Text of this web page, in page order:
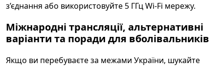
з’єднання або використовуйте 5 ГГц Wi‑Fi мережу.
Міжнародні трансляції, альтернативні
варіанти та поради для вболівальників
Якщо ви перебуваєте за межами України, шукайте